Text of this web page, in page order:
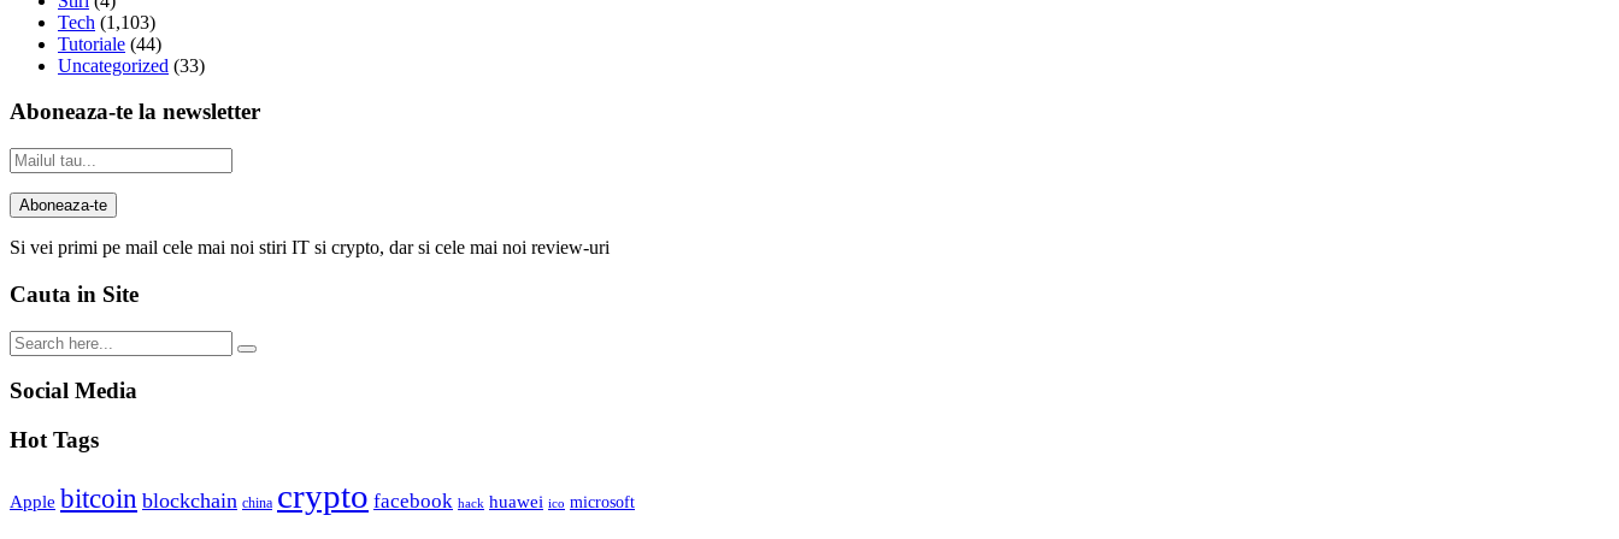
Tech (1,103)
Tutoriale (44)
Uncategorized (33)
Aboneaza-te la newsletter
Si vei primi pe mail cele mai noi stiri IT si crypto, dar si cele mai noi review-uri
Cauta in Site
Social Media
Hot Tags
Apple bitcoin blockchain china crypto facebook hack huawei ico microsoft